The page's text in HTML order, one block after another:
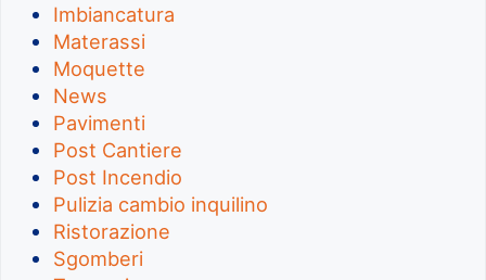
Imbiancatura
Materassi
Moquette
News
Pavimenti
Post Cantiere
Post Incendio
Pulizia cambio inquilino
Ristorazione
Sgomberi